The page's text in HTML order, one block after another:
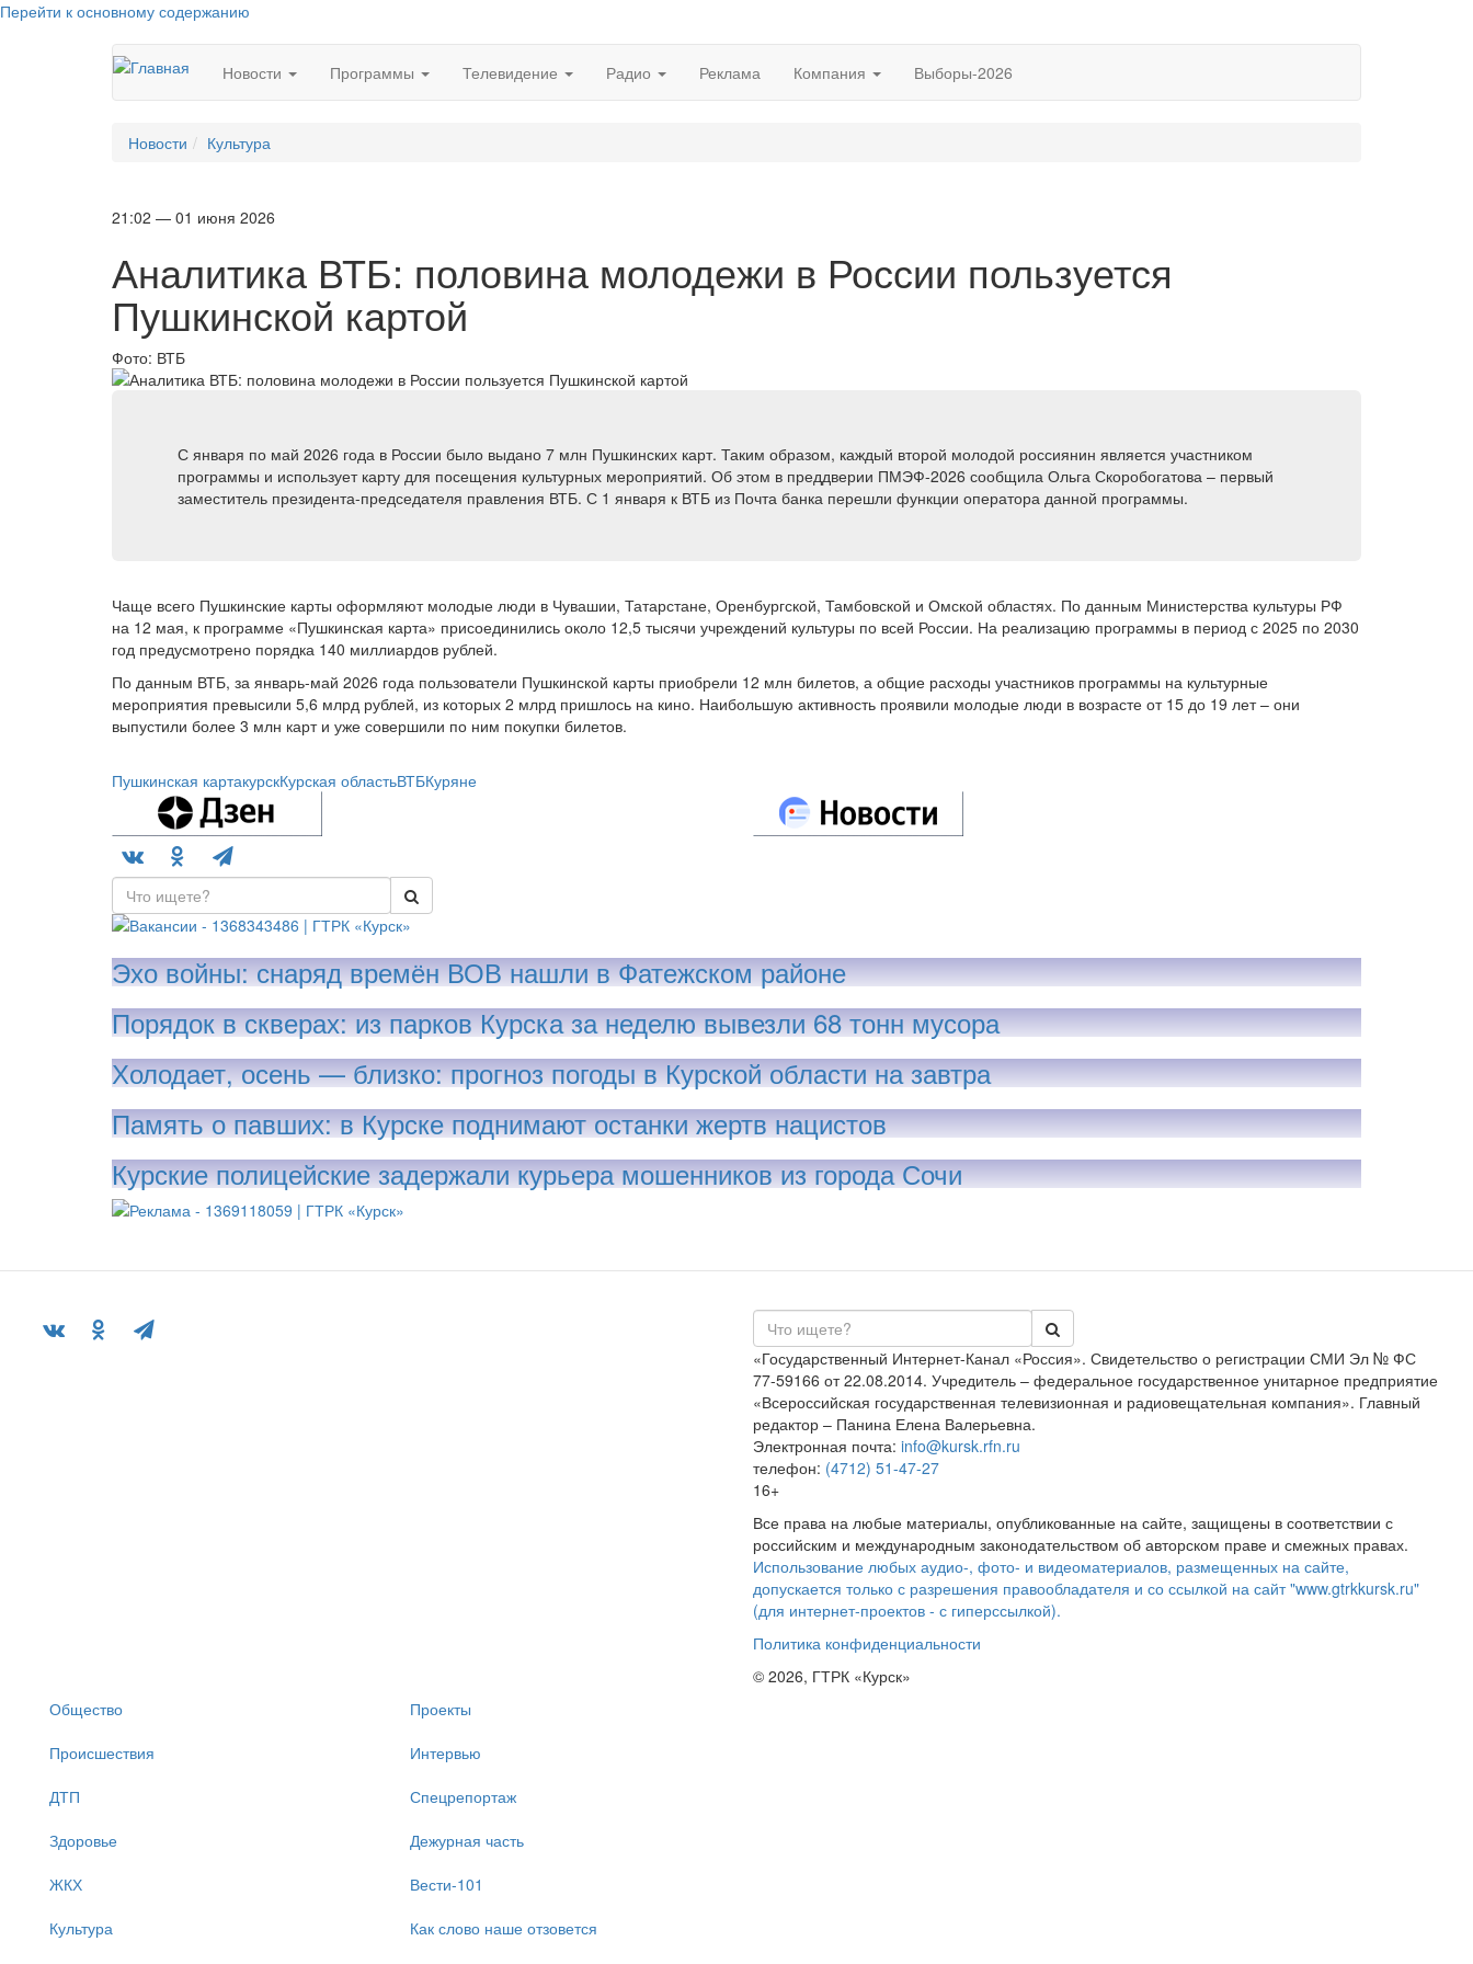
Перейти к основному содержанию
Новости Программы Телевидение Радио Реклама Компания Выборы-2026
Новости Культура
21:02 — 01 июня 2026
Аналитика ВТБ: половина молодежи в России пользуется
Пушкинской картой
Фото: ВТБ
С января по май 2026 года в России было выдано 7 млн Пушкинских карт. Таким образом, каждый второй молодой россиянин является участником
программы и использует карту для посещения культурных мероприятий. Об этом в преддверии ПМЭФ-2026 сообщила Ольга Скоробогатова – первый
заместитель президента-председателя правления ВТБ. С 1 января к ВТБ из Почта банка перешли функции оператора данной программы.
Чаще всего Пушкинские карты оформляют молодые люди в Чувашии, Татарстане, Оренбургской, Тамбовской и Омской областях. По данным Министерства культуры РФ
на 12 мая, к программе «Пушкинская карта» присоединились около 12,5 тысячи учреждений культуры по всей России. На реализацию программы в период с 2025 по 2030
год предусмотрено порядка 140 миллиардов рублей.
По данным ВТБ, за январь-май 2026 года пользователи Пушкинской карты приобрели 12 млн билетов, а общие расходы участников программы на культурные
мероприятия превысили 5,6 млрд рублей, из которых 2 млрд пришлось на кино. Наибольшую активность проявили молодые люди в возрасте от 15 до 19 лет – они
выпустили более 3 млн карт и уже совершили по ним покупки билетов.
Пушкинская картакурскКурская областьВТБКуряне
Эхо войны: снаряд времён ВОВ нашли в Фатежском районе
Порядок в скверах: из парков Курска за неделю вывезли 68 тонн мусора
Холодает, осень — близко: прогноз погоды в Курской области на завтра
Память о павших: в Курске поднимают останки жертв нацистов
Курские полицейские задержали курьера мошенников из города Сочи
«Государственный Интернет-Канал «Россия». Свидетельство о регистрации СМИ Эл № ФС
77-59166 от 22.08.2014. Учредитель – федеральное государственное унитарное предприятие
«Всероссийская государственная телевизионная и радиовещательная компания». Главный
редактор – Панина Елена Валерьевна.
Электронная почта: info@kursk.rfn.ru
телефон: (4712) 51-47-27
16+
Все права на любые материалы, опубликованные на сайте, защищены в соответствии с
российским и международным законодательством об авторском праве и смежных правах.
Использование любых аудио-, фото- и видеоматериалов, размещенных на сайте,
допускается только с разрешения правообладателя и со ссылкой на сайт "www.gtrkkursk.ru"
(для интернет-проектов - с гиперссылкой).
Политика конфиденциальности
© 2026, ГТРК «Курск»
Общество
Происшествия
ДТП
Здоровье
ЖКХ
Культура
Проекты
Интервью
Спецрепортаж
Дежурная часть
Вести-101
Как слово наше отзовется